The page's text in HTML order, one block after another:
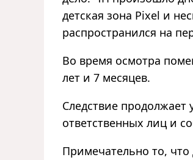
детская зона Pixel и
распространился на
Во время осмотра
лет и 7 месяцев.
Следствие продолжает
ответственных лиц и
Примечательно то,